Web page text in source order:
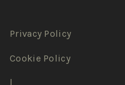
Privacy Policy
Cookie Policy